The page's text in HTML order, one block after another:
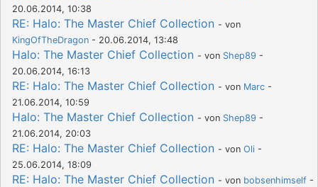
20.06.2014, 10:38
RE: Halo: The Master Chief Collection - von
KingOfTheDragon - 20.06.2014, 13:48
Halo: The Master Chief Collection - von Shep89 -
20.06.2014, 16:13
RE: Halo: The Master Chief Collection - von Marc -
21.06.2014, 10:59
Halo: The Master Chief Collection - von Shep89 -
21.06.2014, 20:03
RE: Halo: The Master Chief Collection - von Oli -
25.06.2014, 18:09
RE: Halo: The Master Chief Collection - von bobsenhimself -